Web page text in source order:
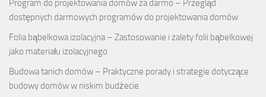
Program do projektowania domów za darmo – Przegląd
dostępnych darmowych programów do projektowania domów
Folia bąbelkowa izolacyjna – Zastosowanie i zalety folii bąbelkowej
jako materiału izolacyjnego
Budowa tanich domów – Praktyczne porady i strategie dotyczące
budowy domów w niskim budżecie